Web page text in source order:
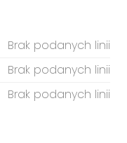
Brak podanych linii
Brak podanych linii
Brak podanych linii